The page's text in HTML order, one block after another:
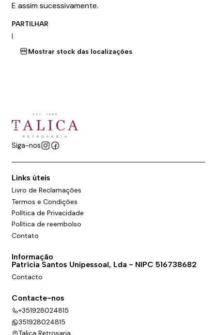
E assim sucessivamente.
PARTILHAR
|
Mostrar stock das localizações
Siga-nos
Links úteis
Livro de Reclamações
Termos e Condições
Política de Privacidade
Política de reembolso
Contato
Informação
Patrícia Santos Unipessoal, Lda - NIPC 516738682
Contacto
Contacte-nos
+351928024815
351928024815
Talica Retrosaria